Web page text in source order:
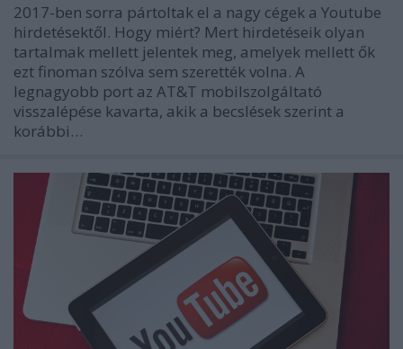
2017-ben sorra pártoltak el a nagy cégek a Youtube
hirdetésektől. Hogy miért? Mert hirdetéseik olyan
tartalmak mellett jelentek meg, amelyek mellett ők
ezt finoman szólva sem szerették volna. A
legnagyobb port az AT&T mobilszolgáltató
visszalépése kavarta, akik a becslések szerint a
korábbi…